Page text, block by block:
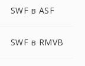
SWF в ASF
SWF в RMVB